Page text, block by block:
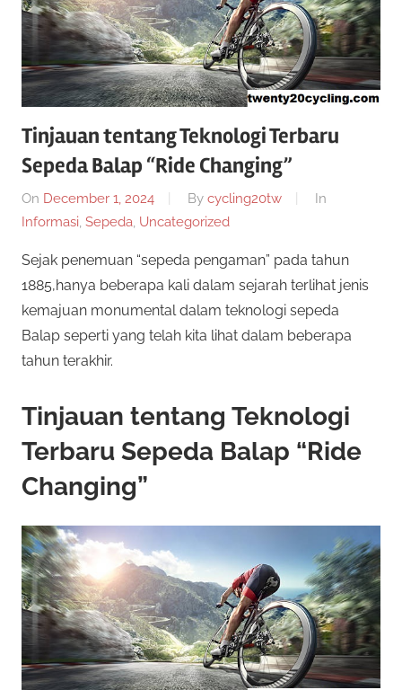
twenty20
cycling
Tinjauan tentang Teknologi Terbaru
Sepeda Balap “Ride Changing”
On December 1, 2024 By cycling20tw
In
Informasi, Sepeda, Uncategorized
Sejak penemuan “sepeda pengaman” pada tahun
1885,hanya beberapa kali dalam sejarah terlihat jenis
kemajuan monumental dalam teknologi sepeda
Balap seperti yang telah kita lihat dalam beberapa
tahun terakhir.
Tinjauan tentang Teknologi
Terbaru Sepeda Balap “Ride
Changing”